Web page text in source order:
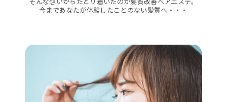
今まであなたが体験したことのない髪質へ・・・